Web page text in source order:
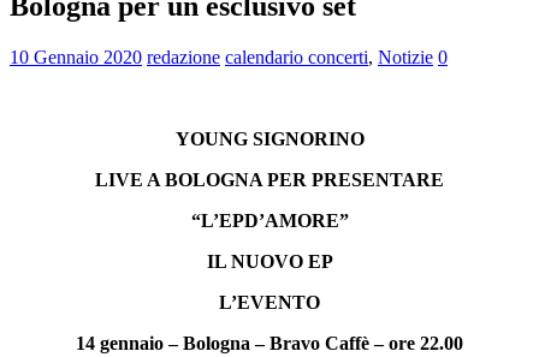
10 Gennaio 2020 redazione calendario concerti, Notizie 0
YOUNG SIGNORINO
LIVE A BOLOGNA PER PRESENTARE
“L’EPD’AMORE”
IL NUOVO EP
L’EVENTO
14 gennaio – Bologna – Bravo Caffè – ore 22.00